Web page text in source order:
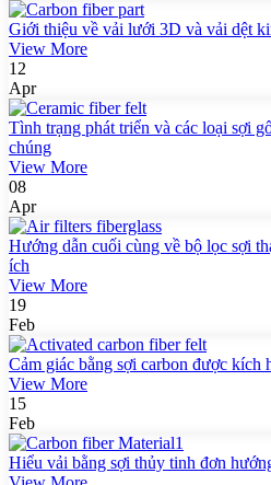
Giới thiệu về vải lưới 3D và vải dệt
View More
12
Apr
Tình trạng phát triển và các loại sợi
chúng
View More
08
Apr
Hướng dẫn cuối cùng về bộ lọc sợi
ích
View More
19
Feb
Cảm giác bằng sợi carbon được kích
View More
15
Feb
Hiểu vải bằng sợi thủy tinh đơn